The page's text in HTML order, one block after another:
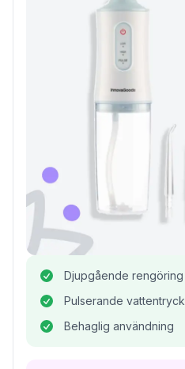
Djupgående rengöring
Pulserande vattentryck
Behaglig användning